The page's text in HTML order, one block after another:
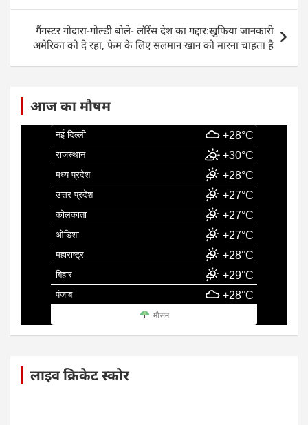
o
o
k
p
p
n
गैंगस्टर गोदारा-गोल्डी बोले- लॉरेंस देश का गद्दार:खुफिया जानकारी
अमेरिका को दे रहा, फेम के लिए सलमान खान को मारना चाहता है
आज का मौषम
नई दिल्ली +28°C
राजस्थान +30°C
मध्य प्रदेश +28°C
उत्तर प्रदेश +27°C
कोलकाता +27°C
ओडिशा +27°C
महाराष्ट्र +28°C
बिहार +29°C
पंजाब +28°C
मौसम
लाइव क्रिकेट स्कोर